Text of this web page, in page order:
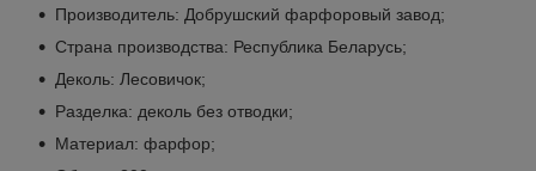
Производитель: Добрушский фарфоровый завод;
Страна производства: Республика Беларусь;
Деколь: Лесовичок;
Разделка: деколь без отводки;
Материал: фарфор;